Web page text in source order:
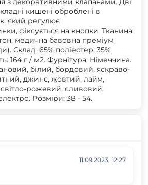
кишені оброблені в
який регулює
фіксується на кнопки. Тканина:
медична бавовна преміум
Склад: 65% поліестер, 35%
164 г / м2. Фурнітура: Німеччина.
білий, бордовий, яскраво-
джинс, жовтий, лайм,
рожевий, сливовий,
Розміри: 38 - 54.
11.09.2023, 12:27